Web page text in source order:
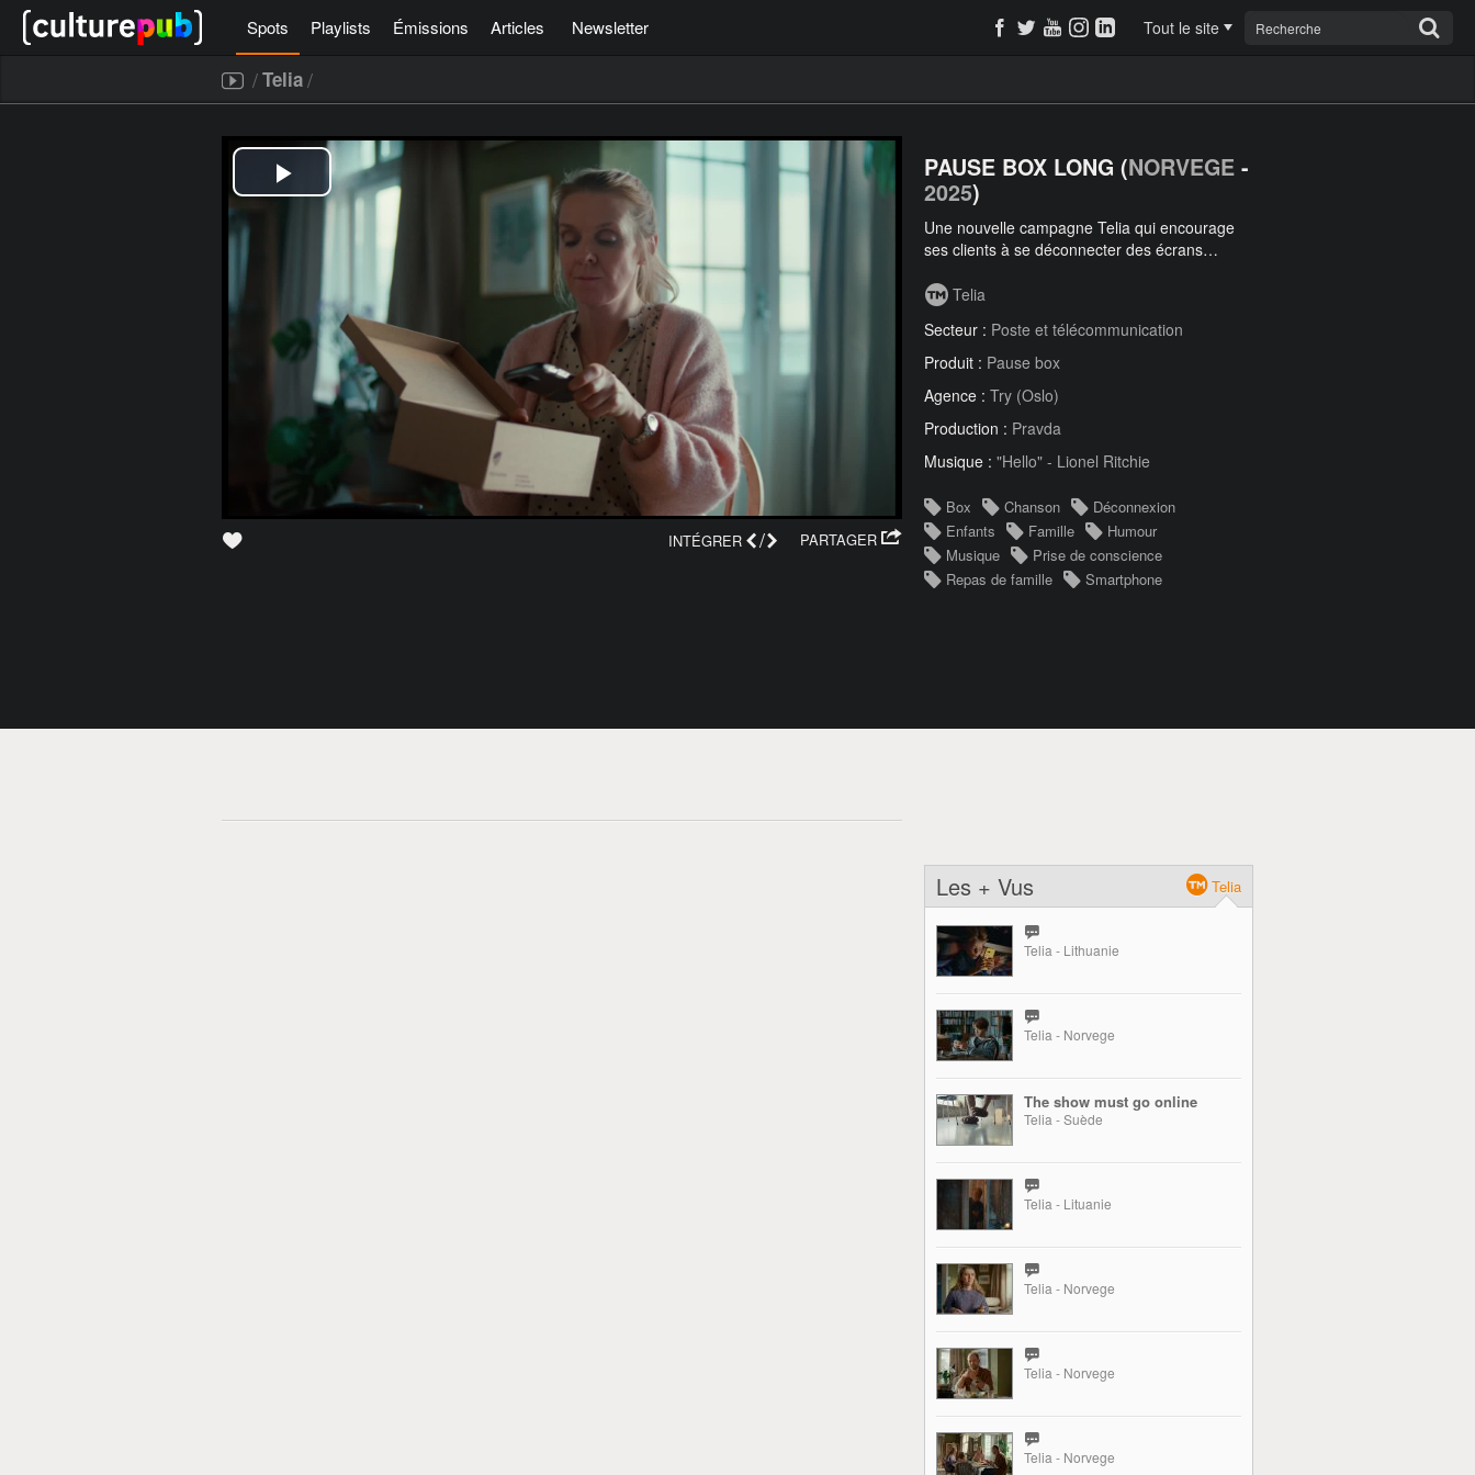
Spots Playlists Émissions Articles Newsletter Tout le site
/Telia/
PARTAGER
INTÉGRER /
PAUSE BOX LONG (NORVEGE -
2025)
Une nouvelle campagne Telia qui encourage
ses clients à se déconnecter des écrans…
Telia
Secteur : Poste et télécommunication
Produit : Pause box
Agence : Try (Oslo)
Production : Pravda
Musique : "Hello" - Lionel Ritchie
Box Chanson
Déconnexion
Enfants
Famille
Humour
Musique
Prise de conscience
Repas de famille
Smartphone
Les + Vus Telia
Telia - Lithuanie
Telia - Norvege
The show must go online
Telia - Suède
Telia - Lituanie
Telia - Norvege
Telia - Norvege
Telia - Norvege